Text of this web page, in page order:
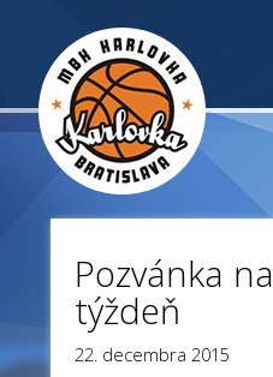
Pozvánka
týždeň
22. decembra 2015